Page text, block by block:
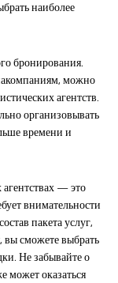
наиболее
бронирования.
можно
агентств.
организовывать
времени и
— это
внимательности
пакета услуг,
вы сможете выбрать
Не забывайте о
может оказаться